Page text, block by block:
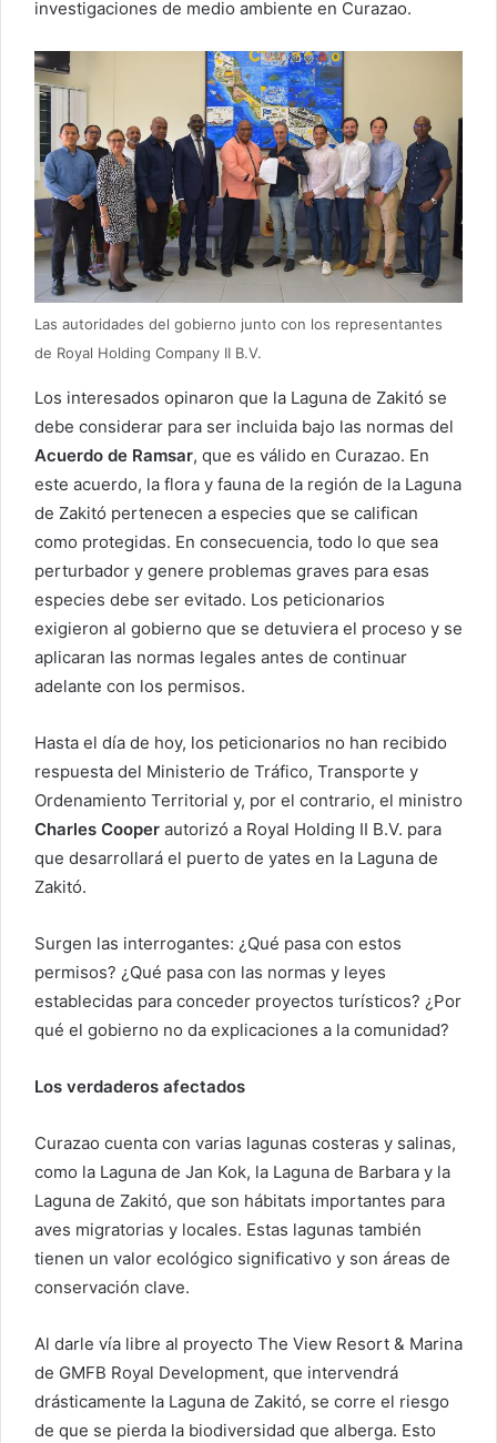
investigaciones de medio ambiente en Curazao.
Las autoridades del gobierno junto con los representantes
de Royal Holding Company II B.V.
Los interesados opinaron que la Laguna de Zakitó se
debe considerar para ser incluida bajo las normas del
Acuerdo de Ramsar, que es válido en Curazao. En
este acuerdo, la flora y fauna de la región de la Laguna
de Zakitó pertenecen a especies que se califican
como protegidas. En consecuencia, todo lo que sea
perturbador y genere problemas graves para esas
especies debe ser evitado. Los peticionarios
exigieron al gobierno que se detuviera el proceso y se
aplicaran las normas legales antes de continuar
adelante con los permisos.
Hasta el día de hoy, los peticionarios no han recibido
respuesta del Ministerio de Tráfico, Transporte y
Ordenamiento Territorial y, por el contrario, el ministro
Charles Cooper autorizó a Royal Holding II B.V. para
que desarrollará el puerto de yates en la Laguna de
Zakitó.
Surgen las interrogantes: ¿Qué pasa con estos
permisos? ¿Qué pasa con las normas y leyes
establecidas para conceder proyectos turísticos? ¿Por
qué el gobierno no da explicaciones a la comunidad?
Los verdaderos afectados
Curazao cuenta con varias lagunas costeras y salinas,
como la Laguna de Jan Kok, la Laguna de Barbara y la
Laguna de Zakitó, que son hábitats importantes para
aves migratorias y locales. Estas lagunas también
tienen un valor ecológico significativo y son áreas de
conservación clave.
Al darle vía libre al proyecto The View Resort & Marina
de GMFB Royal Development, que intervendrá
drásticamente la Laguna de Zakitó, se corre el riesgo
de que se pierda la biodiversidad que alberga. Esto